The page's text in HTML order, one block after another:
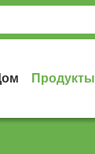
Продукты